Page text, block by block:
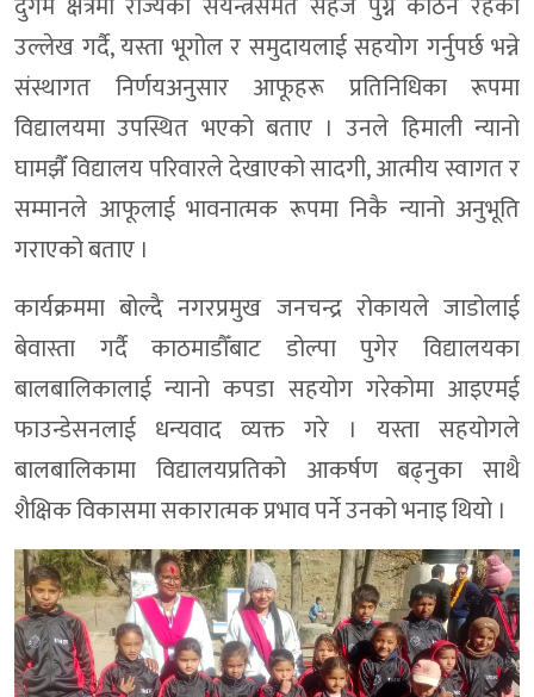
उल्लेख गर्दै, यस्ता भूगोल र समुदायलाई सहयोग गर्नुपर्छ भन्ने
संस्थागत निर्णयअनुसार आफूहरू प्रतिनिधिका रूपमा
विद्यालयमा उपस्थित भएको बताए । उनले हिमाली न्यानो
घामझैँ विद्यालय परिवारले देखाएको सादगी, आत्मीय स्वागत र
सम्मानले आफूलाई भावनात्मक रूपमा निकै न्यानो अनुभूति
गराएको बताए ।
कार्यक्रममा बोल्दै नगरप्रमुख जनचन्द्र रोकायले जाडोलाई
बेवास्ता गर्दै काठमाडौँबाट डोल्पा पुगेर विद्यालयका
बालबालिकालाई न्यानो कपडा सहयोग गरेकोमा आइएमई
फाउन्डेसनलाई धन्यवाद व्यक्त गरे । यस्ता सहयोगले
बालबालिकामा विद्यालयप्रतिको आकर्षण बढ्नुका साथै
शैक्षिक विकासमा सकारात्मक प्रभाव पर्ने उनको भनाइ थियो ।